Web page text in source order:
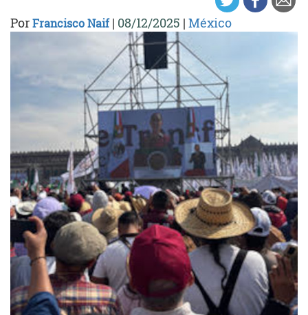
PorFrancisco Naif| 08/12/2025 | México